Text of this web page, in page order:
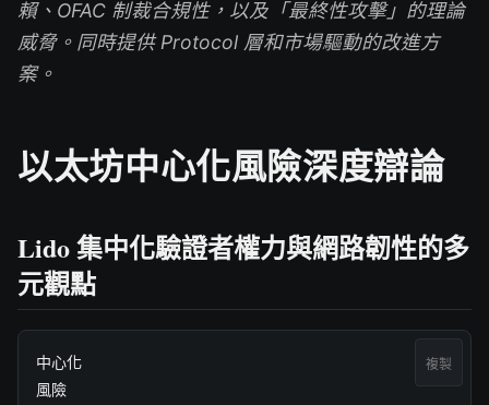
賴、OFAC 制裁合規性，以及「最終性攻擊」的理論
威脅。同時提供 Protocol 層和市場驅動的改進方
案。
以太坊中心化風險深度辯論
Lido 集中化驗證者權力與網路韌性的多
元觀點
中心化
風險
複製